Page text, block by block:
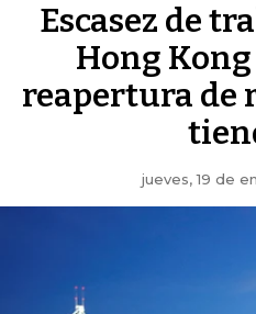
Escasez de
Hong
reapertura de
jueves, 19 de